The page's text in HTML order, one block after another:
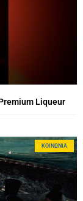
Liqueur
ΚΟΙΝΩΝΊΑ